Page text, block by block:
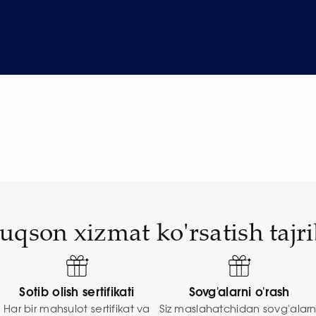
xizmat ko'rsatish
Sotib olish sertifikati
Har bir mahsulot sertifikat va
Sovg'alarni o'rash
Siz maslahatchidan